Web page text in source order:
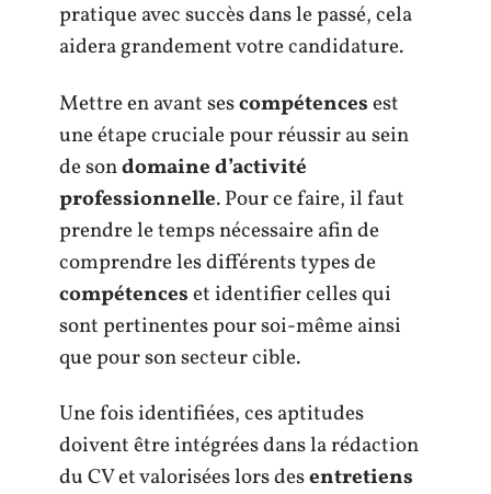
pratique avec succès dans le passé, cela
aidera grandement votre candidature.
Mettre en avant sescompétencesest
une étape cruciale pour réussir au sein
de sondomaine d’activité
professionnelle. Pour ce faire, il faut
prendre le temps nécessaire afin de
comprendre les différents types de
compétenceset identifier celles qui
sont pertinentes pour soi-même ainsi
que pour son secteur cible.
Une fois identifiées, ces aptitudes
doivent être intégrées dans la rédaction
du CV et valorisées lors desentretiens